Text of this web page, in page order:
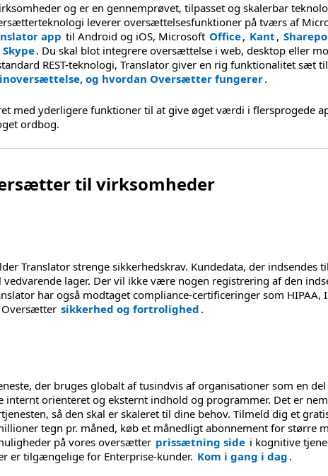
og er en gennemprøvet, tilpasset og skalerbar
leverer oversættelsesfunktioner på tværs af
app til Android og iOS, Microsoft Office, Kant ,
Skype. Du skal blot integrere oversættelse i web, desktop eller
REST-teknologi, Translator giver en rig funktionalitet sæt
og hvordan Oversætter fungerer.
med yderligere funktioner til at give øget værdi i flersprogede
ordbog.
til virksomheder
Translator strenge sikkerhedskrav. Kundedata, der indsendes
vedvarende lager. Der vil ikke være nogen registrering af den
har også modtaget compliance-certificeringer som HIPAA,
Oversætter sikkerhed og fortrolighed .
der bruges globalt af tusindvis af organisationer som en
internt orienteret og eksternt indhold og programmer. Det er
så den skal er skaleret til dine behov. Tilmeld dig et
tegn pr. måned, køb et månedligt abonnement for større
på vores oversætter prissætning side i kognitive
er tilgængelige for Enterprise-kunder. Kom i gang i dag .